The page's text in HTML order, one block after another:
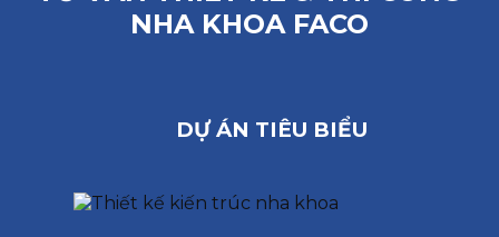
NHA KHOA FACO
DỰ ÁN TIÊU BIỂU